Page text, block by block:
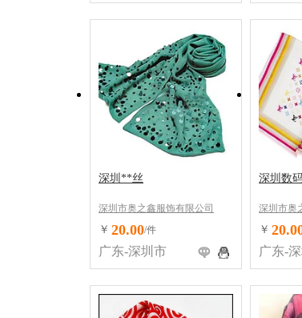
深圳**丝
深圳市奥之鑫服饰有限公司
￥ 20.00/件
广东-深圳市
深圳数
深圳市奥
￥
广东-